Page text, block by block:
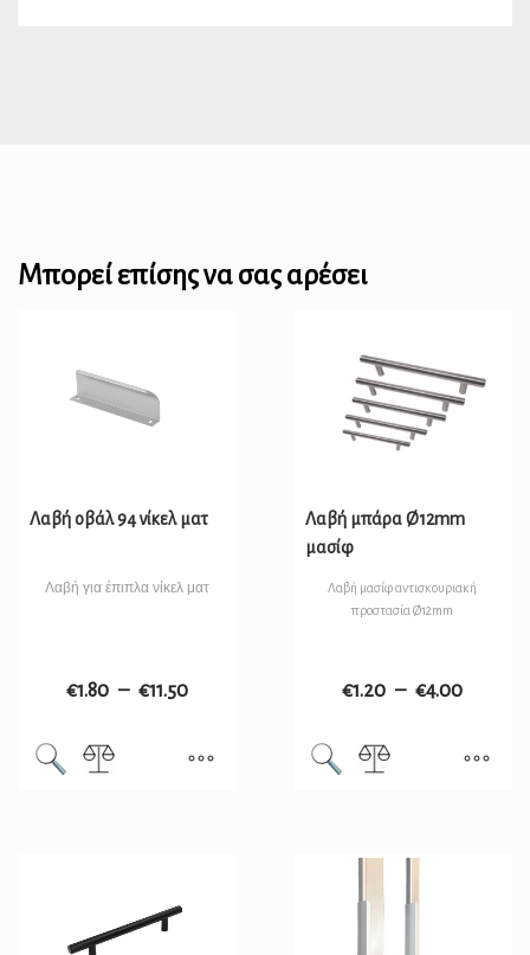
Μπορεί επίσης να σας αρέσει
Λαβή οβάλ 94 νίκελ ματ
Λαβή για έπιπλα νίκελ ματ
€1.80 – €11.50
Λαβή μπάρα Ø12mm
μασίφ
Λαβή μασίφ αντισκουριακή
προστασία Ø12mm
€1.20 – €4.00